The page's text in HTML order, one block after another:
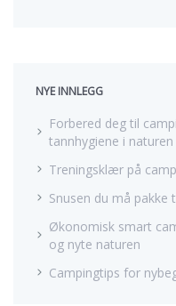
e
NYE INNLEGG
Forbered deg til
tannhygiene i naturen
Treningsklær på
Snusen du må pakke
Økonomisk smart
og nyte naturen
Campingtips for